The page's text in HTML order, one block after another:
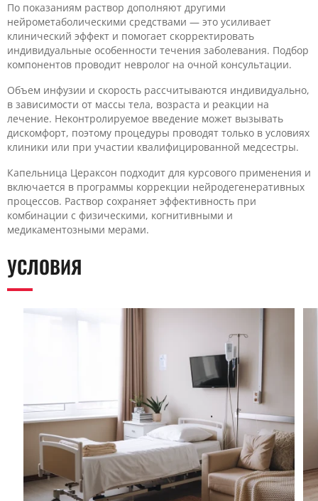
По показаниям раствор дополняют другими
нейрометаболическими средствами — это усиливает
клинический эффект и помогает скорректировать
индивидуальные особенности течения заболевания. Подбор
компонентов проводит невролог на очной консультации.
Объем инфузии и скорость рассчитываются индивидуально,
в зависимости от массы тела, возраста и реакции на
лечение. Неконтролируемое введение может вызывать
дискомфорт, поэтому процедуры проводят только в условиях
клиники или при участии квалифицированной медсестры.
Капельница Цераксон подходит для курсового применения и
включается в программы коррекции нейродегенеративных
процессов. Раствор сохраняет эффективность при
комбинации с физическими, когнитивными и
медикаментозными мерами.
УСЛОВИЯ